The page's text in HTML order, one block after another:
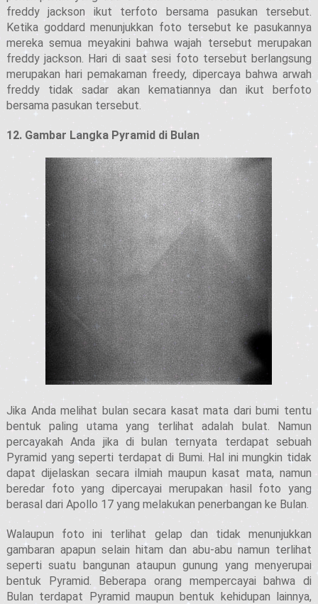
freddy jackson ikut terfoto bersama pasukan tersebut.
Ketika goddard menunjukkan foto tersebut ke pasukannya
mereka semua meyakini bahwa wajah tersebut merupakan
freddy jackson. Hari di saat sesi foto tersebut berlangsung
merupakan hari pemakaman freedy, dipercaya bahwa arwah
freddy tidak sadar akan kematiannya dan ikut berfoto
bersama pasukan tersebut.
12. Gambar Langka Pyramid di Bulan
Jika Anda melihat bulan secara kasat mata dari bumi tentu
bentuk paling utama yang terlihat adalah bulat. Namun
percayakah Anda jika di bulan ternyata terdapat sebuah
Pyramid yang seperti terdapat di Bumi. Hal ini mungkin tidak
dapat dijelaskan secara ilmiah maupun kasat mata, namun
beredar foto yang dipercayai merupakan hasil foto yang
berasal dari Apollo 17 yang melakukan penerbangan ke Bulan.
Walaupun foto ini terlihat gelap dan tidak menunjukkan
gambaran apapun selain hitam dan abu-abu namun terlihat
seperti suatu bangunan ataupun gunung yang menyerupai
bentuk Pyramid. Beberapa orang mempercayai bahwa di
Bulan terdapat Pyramid maupun bentuk kehidupan lainnya,